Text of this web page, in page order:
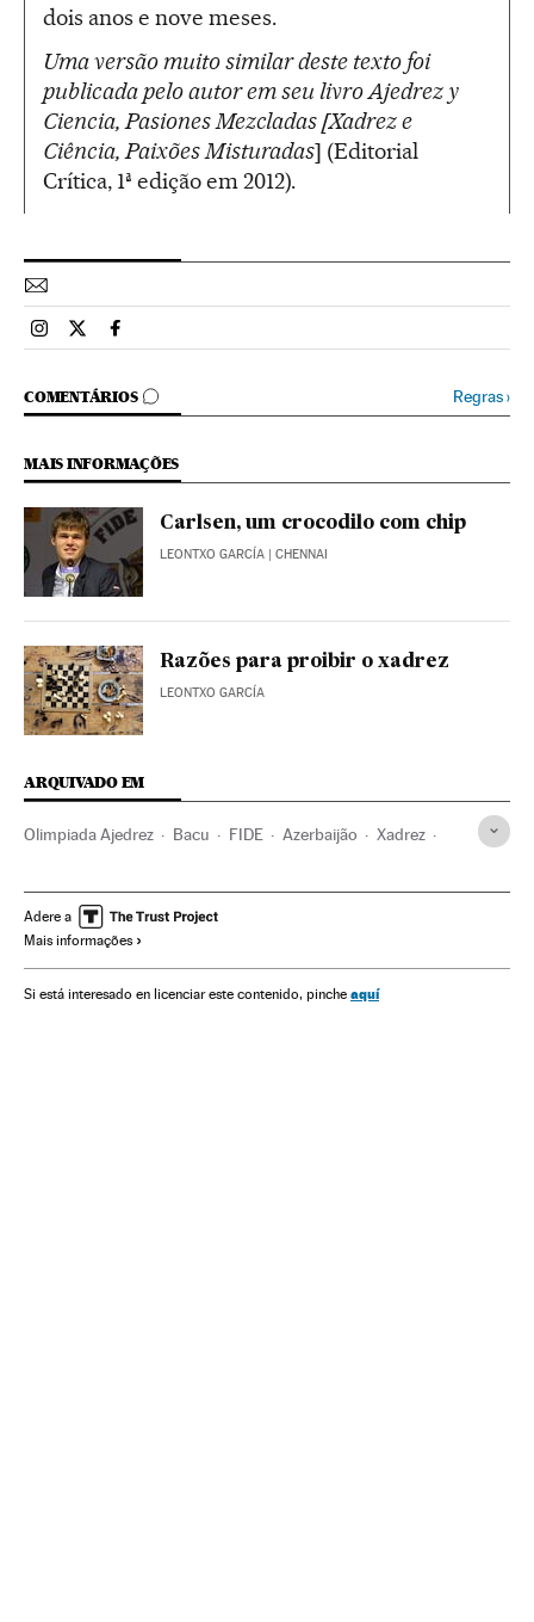
dois anos e nove meses.
Uma versão muito similar deste texto foi
publicada pelo autor em seu livro Ajedrez y
Ciencia, Pasiones Mezcladas [Xadrez e
Ciência, Paixões Misturadas] (Editorial
Crítica, 1ª edição em 2012).
Esportes El País Brasil en Instagram
Esportes El País Brasil en Twitter
Esportes El País Brasil en Facebook
COMENTÁRIOS
COMENTÁRIOS Regras›
MAIS INFORMAÇÕES
Carlsen, um crocodilo com chip
LEONTXO GARCÍA | CHENNAI
Razões para proibir o xadrez
LEONTXO GARCÍA
ARQUIVADO EM
Olimpiada Ajedrez Bacu FIDE Azerbaijão Xadrez
Organizações desportivas
Informática
Adere a
Mais informações
Si está interesado en licenciar este contenido, pinche aquí